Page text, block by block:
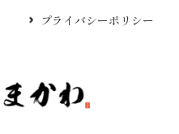
プライバシーポリシー